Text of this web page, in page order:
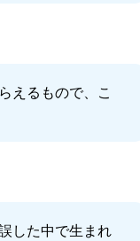
えるもので、こ
した中で生まれ